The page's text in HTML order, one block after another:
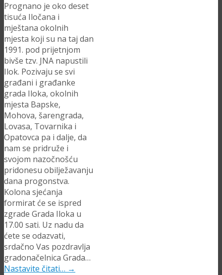
Prognano je oko deset
tisuća Iločana i
mještana okolnih
mjesta koji su na taj dan
1991. pod prijetnjom
bivše tzv. JNA napustili
Ilok. Pozivaju se svi
građani i građanke
grada Iloka, okolnih
mjesta Bapske,
Mohova, šarengrada,
Lovasa, Tovarnika i
Opatovca pa i dalje, da
nam se pridruže i
svojom nazočnošću
pridonesu obilježavanju
dana progonstva.
Kolona sjećanja
formirat će se ispred
zgrade Grada Iloka u
17.00 sati. Uz nadu da
ćete se odazvati,
srdačno Vas pozdravlja
gradonačelnica Grada…
Nastavite čitati… →